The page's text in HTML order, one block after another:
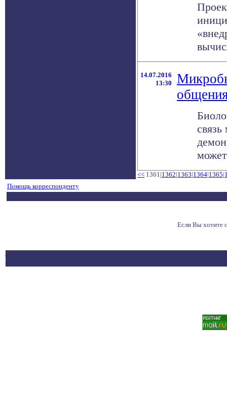
14.07.2016
13:30
<< 1361|1362|1363|1364|1365|
Помощь корреспонденту
Если Вы хотите